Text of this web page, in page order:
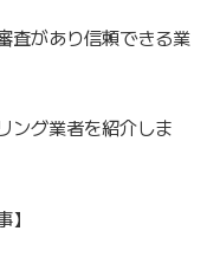
査があり信頼できる業
ング業者を紹介しま